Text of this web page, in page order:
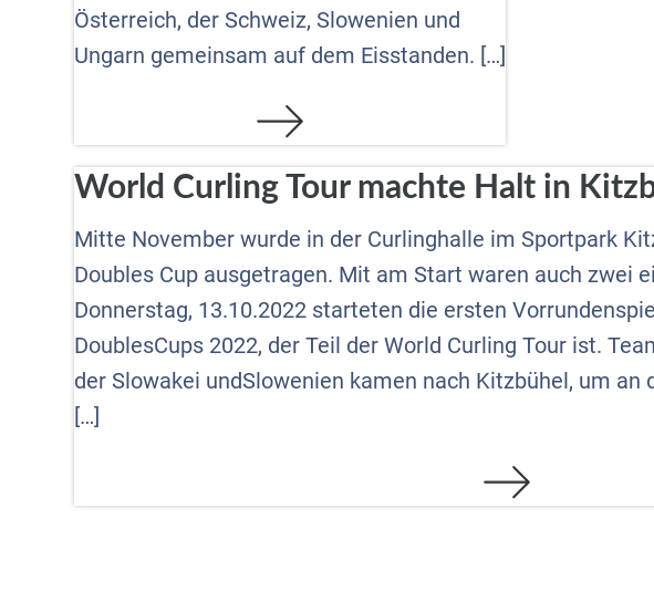
Österreich, der Schweiz, Slowenien und
Ungarn gemeinsam auf dem Eisstanden. […]
World Curling Tour machte Halt in
Mitte November wurde in der Curlinghalle im Sportpark
Doubles Cup ausgetragen. Mit am Start waren auch zwei
Donnerstag, 13.10.2022 starteten die ersten
DoublesCups 2022, der Teil der World Curling Tour ist.
der Slowakei undSlowenien kamen nach Kitzbühel, um
[…]